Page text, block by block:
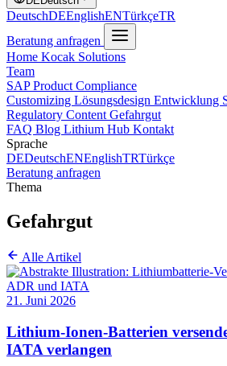
DeutschDEEnglishENTürkçeTR
Beratung anfragen
Home Kocak Solutions
Team
SAP Product Compliance
Customizing Lösungsdesign Entwicklung
Regulatory Content Gefahrgut
FAQ Blog Lithium Hub Kontakt
Sprache
DEDeutschENEnglishTRTürkçe
Beratung anfragen
Thema
Gefahrgut
Alle Artikel
21. Juni 2026
Lithium-Ionen-Batterien
IATA verlangen